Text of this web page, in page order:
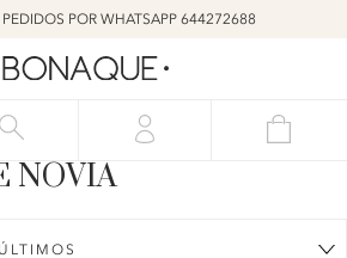
POR WHATSAPP 644272688
NOVIA